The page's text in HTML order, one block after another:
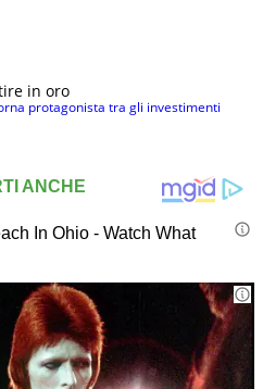
in oro
protagonista tra gli investimenti